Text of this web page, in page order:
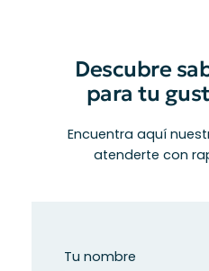
Descubre
para tu
Encuentra aquí
atenderte con
Tu nombre